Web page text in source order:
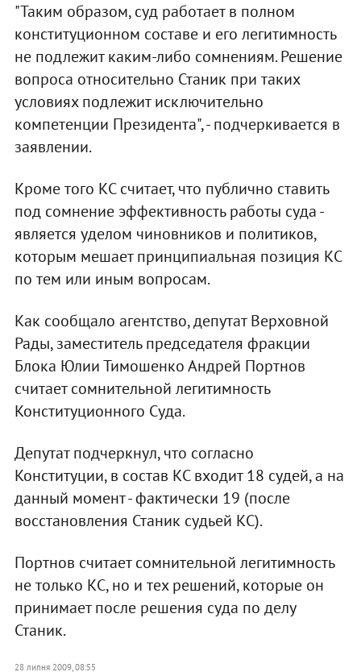
"Таким образом, суд работает в полном
конституционном составе и его легитимность
не подлежит каким-либо сомнениям. Решение
вопроса относительно Станик при таких
условиях подлежит исключительно
компетенции Президента", - подчеркивается в
заявлении.
Кроме того КС считает, что публично ставить
под сомнение эффективность работы суда -
является уделом чиновников и политиков,
которым мешает принципиальная позиция КС
по тем или иным вопросам.
Как сообщало агентство, депутат Верховной
Рады, заместитель председателя фракции
Блока Юлии Тимошенко Андрей Портнов
считает сомнительной легитимность
Конституционного Суда.
Депутат подчеркнул, что согласно
Конституции, в состав КС входит 18 судей, а на
данный момент - фактически 19 (после
восстановления Станик судьей КС).
Портнов считает сомнительной легитимность
не только КС, но и тех решений, которые он
принимает после решения суда по делу
Станик.
28 липня 2009, 08:55